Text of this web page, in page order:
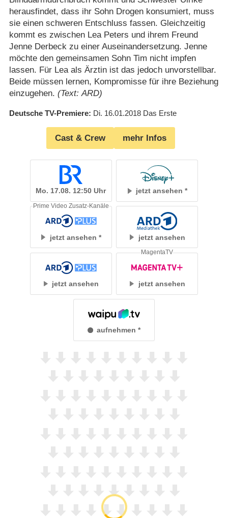
herausfindet, dass ihr Sohn Drogen konsumiert, muss
sie einen schweren Entschluss fassen. Gleichzeitig
kommt es zwischen Lea Peters und ihrem Freund
Jenne Derbeck zu einer Auseinandersetzung. Jenne
möchte den gemeinsamen Sohn Tim nicht impfen
lassen. Für Lea als Ärztin ist das jedoch unvorstellbar.
Beide müssen lernen, Kompromisse für ihre Beziehung
einzugehen. (Text: ARD)
Deutsche TV-Premiere Di. 16.01.2018 Das Erste
Cast & Crew mehr Infos
Mo. 17.08. 12:50 Uhr jetzt ansehen
jetzt ansehen
Prime Video Zusatz-Kanäle
jetzt ansehen
jetzt ansehen jetzt ansehen
MagentaTV
aufnehmen